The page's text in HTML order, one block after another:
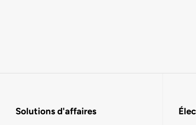
Solutions d'affaires